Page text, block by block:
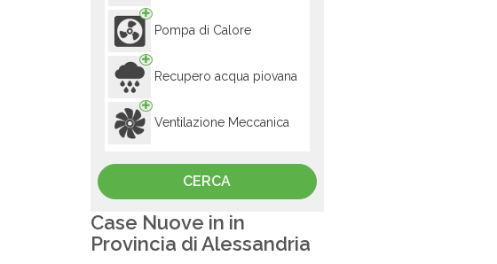
Pompa di Calore
Recupero acqua piovana
Ventilazione Meccanica
Case Nuove in in
Provincia di Alessandria